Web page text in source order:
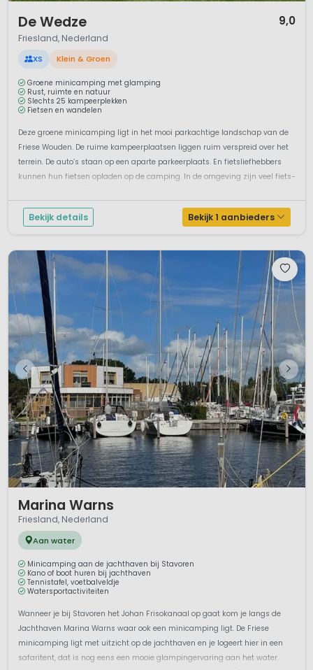
De Wedze 9,0
Friesland, Nederland
XS Klein & Groen
Groene minicamping met glamping
Rust, ruimte en natuur
Slechts 25 kampeerplekken
Fietsen en wandelen
Deze groene minicamping ligt in het mooi parkachtige landschap van de
Friese Wouden. De ruime kampeerplaatsen liggen ruim verspreid over het
terrein. De auto’s staan op een aparte parkeerplaats. En fietsliefhebbers
kunnen hun fietsen opladen op de camping. In de omgeving zijn veel fiets-
Bekijk details Bekijk 1 aanbieders
Marina Warns
Friesland, Nederland
Aan water
Minicamping aan de jachthaven bij Stavoren
Kano of boot huren bij jachthaven
Tennistafel, voetbalveldje
Watersportactiviteiten
Wanneer je bij Stavoren het Johan Frisokanaal op gaat kom je langs de
Jachthaven Marina Warns waar ook een minicamping ligt. De Friese
minicamping ligt met uitzicht op de jachthaven en je logeert hier in een
safaritent, dat is nog eens een mooie glampingervaring aan het water.